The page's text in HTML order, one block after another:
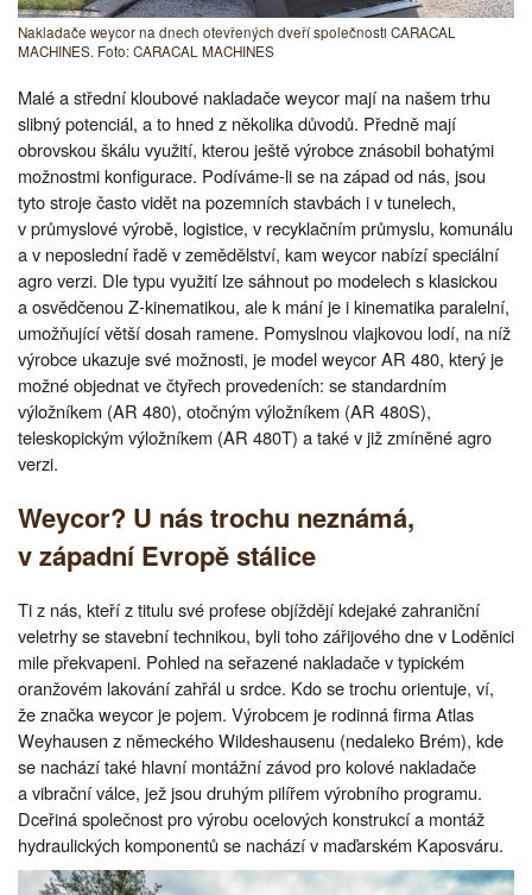
Nakladače weycor na dnech otevřených dveří společnosti CARACAL
MACHINES. Foto: CARACAL MACHINES
Malé a střední kloubové nakladače weycor mají na našem trhu
slibný potenciál, a to hned z několika důvodů. Předně mají
obrovskou škálu využití, kterou ještě výrobce znásobil bohatými
možnostmi konfigurace. Podíváme-li se na západ od nás, jsou
tyto stroje často vidět na pozemních stavbách i v tunelech,
v průmyslové výrobě, logistice, v recyklačním průmyslu, komunálu
a v neposlední řadě v zemědělství, kam weycor nabízí speciální
agro verzi. Dle typu využití lze sáhnout po modelech s klasickou
a osvědčenou Z-kinematikou, ale k mání je i kinematika paralelní,
umožňující větší dosah ramene. Pomyslnou vlajkovou lodí, na níž
výrobce ukazuje své možnosti, je model weycor AR 480, který je
možné objednat ve čtyřech provedeních: se standardním
výložníkem (AR 480), otočným výložníkem (AR 480S),
teleskopickým výložníkem (AR 480T) a také v již zmíněné agro
verzi.
Weycor? U nás trochu neznámá,
v západní Evropě stálice
Ti z nás, kteří z titulu své profese objíždějí kdejaké zahraniční
veletrhy se stavební technikou, byli toho zářijového dne v Loděnici
mile překvapeni. Pohled na seřazené nakladače v typickém
oranžovém lakování zahřál u srdce. Kdo se trochu orientuje, ví,
že značka weycor je pojem. Výrobcem je rodinná firma Atlas
Weyhausen z německého Wildeshausenu (nedaleko Brém), kde
se nachází také hlavní montážní závod pro kolové nakladače
a vibrační válce, jež jsou druhým pilířem výrobního programu.
Dceřiná společnost pro výrobu ocelových konstrukcí a montáž
hydraulických komponentů se nachází v maďarském Kaposváru.